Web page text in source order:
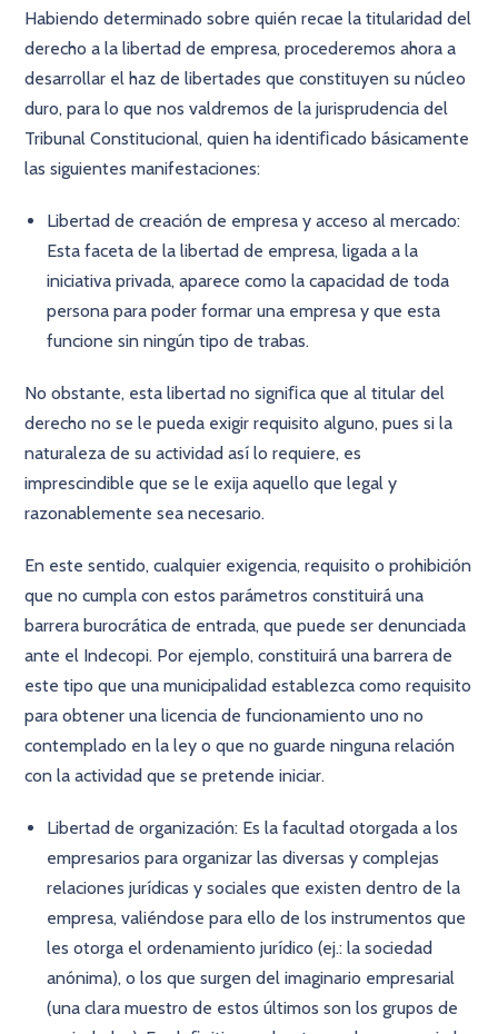
Habiendo determinado sobre quién recae la titularidad del
derecho a la libertad de empresa, procederemos ahora a
desarrollar el haz de libertades que constituyen su núcleo
duro, para lo que nos valdremos de la jurisprudencia del
Tribunal Constitucional, quien ha identiﬁcado básicamente
las siguientes manifestaciones:
Libertad de creación de empresa y acceso al mercado:
Esta faceta de la libertad de empresa, ligada a la
iniciativa privada, aparece como la capacidad de toda
persona para poder formar una empresa y que esta
funcione sin ningún tipo de trabas.
No obstante, esta libertad no signiﬁca que al titular del
derecho no se le pueda exigir requisito alguno, pues si la
naturaleza de su actividad así lo requiere, es
imprescindible que se le exija aquello que legal y
razonablemente sea necesario.
En este sentido, cualquier exigencia, requisito o prohibición
que no cumpla con estos parámetros constituirá una
barrera burocrática de entrada, que puede ser denunciada
ante el Indecopi. Por ejemplo, constituirá una barrera de
este tipo que una municipalidad establezca como requisito
para obtener una licencia de funcionamiento uno no
contemplado en la ley o que no guarde ninguna relación
con la actividad que se pretende iniciar.
Libertad de organización: Es la facultad otorgada a los
empresarios para organizar las diversas y complejas
relaciones jurídicas y sociales que existen dentro de la
empresa, valiéndose para ello de los instrumentos que
les otorga el ordenamiento jurídico (ej.: la sociedad
anónima), o los que surgen del imaginario empresarial
(una clara muestro de estos últimos son los grupos de